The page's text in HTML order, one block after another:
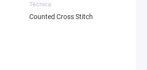
Técnica
Counted Cross Stitch